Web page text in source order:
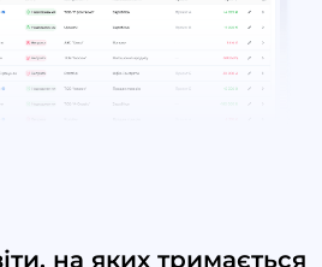
на яких тримається